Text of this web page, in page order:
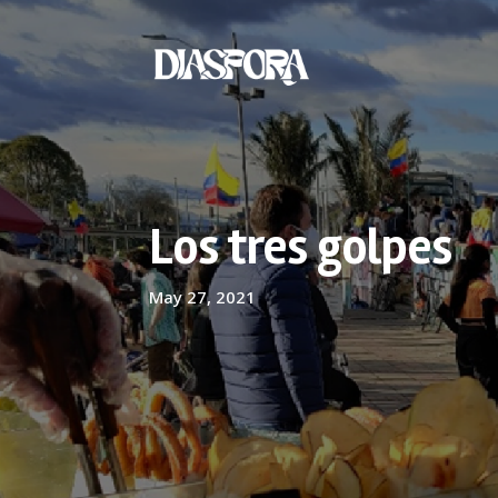
Los tres golpes
May 27, 2021